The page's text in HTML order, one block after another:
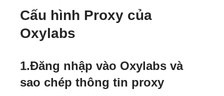
Cấu hình Proxy của
Oxylabs
1.Đăng nhập vào Oxylabs và
sao chép thông tin proxy